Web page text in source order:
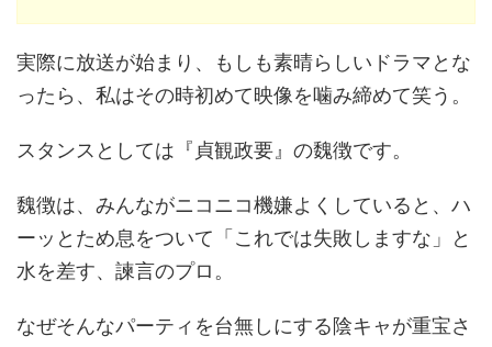
実際に放送が始まり、もしも素晴らしいドラマとな
ったら、私はその時初めて映像を噛み締めて笑う。
スタンスとしては『貞観政要』の魏徴です。
魏徴は、みんながニコニコ機嫌よくしていると、ハ
ーッとため息をついて「これでは失敗しますな」と
水を差す、諫言のプロ。
なぜそんなパーティを台無しにする陰キャが重宝さ